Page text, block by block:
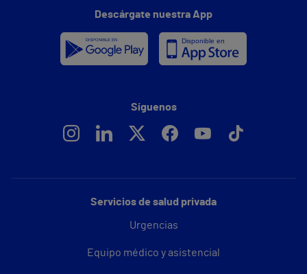
Servicios de salud privada
Urgencias
Equipo médico y asistencial
Descárgate nuestra App
Síguenos